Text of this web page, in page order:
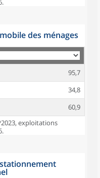
des ménages
95,7
34,8
60,9
exploitations